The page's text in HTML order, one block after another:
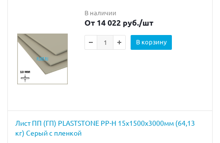
В наличии
От 14 022 руб./шт
В корзину
Лист ПП (ГП) PLASTSTONE PP-H 15х1500х3000мм (64,13
кг) Серый с пленкой